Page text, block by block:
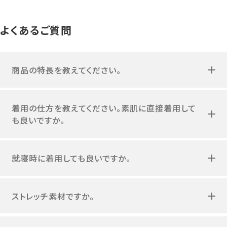
よくあるご質問
商品の特長を教えてください。
着用の仕方を教えてください。素肌に直接着用して
も良いですか。
就寝時に着用しても良いですか。
ストレッチ素材ですか。